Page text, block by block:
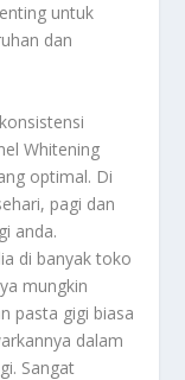
untuk
dan
Whitening
optimal. Di
pagi dan
anda.
di banyak toko
mungkin
pasta gigi biasa
dalam
Sangat